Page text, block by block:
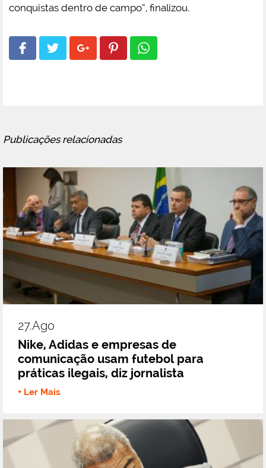
conquistas dentro de campo”, finalizou.
Publicações relacionadas
27.ago
Nike, Adidas e empresas de
comunicação usam futebol para
práticas ilegais, diz jornalista
+ Ler Mais